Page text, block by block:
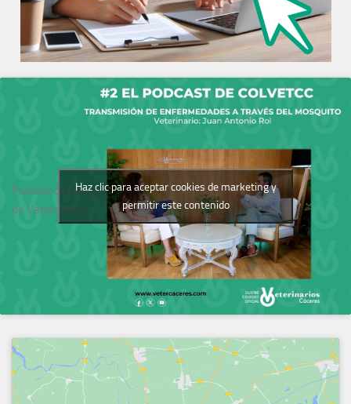
Podcast del Colegio
de Veterinarios
Haz clic para aceptar cookies de marketing y
permitir este contenido